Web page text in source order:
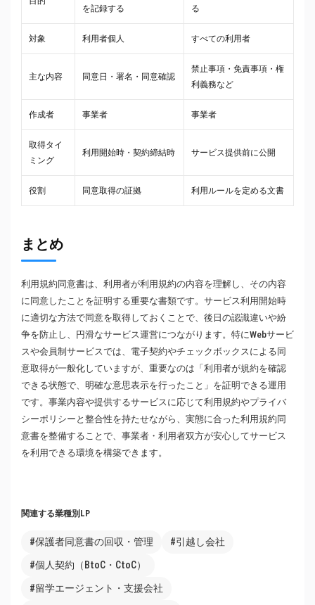
を記録する
る
対象 利用者個人 すべての利用者
主な内容 同意日・署名・同意確認
禁止事項・免責事項・権
利義務など
作成者 事業者 事業者
取得タイ
ミング
利用開始時・契約締結時 サービス提供前に公開
役割 同意取得の証拠 利用ルールを定める文書
まとめ
利用規約同意書は、利用者が利用規約の内容を理解し、その内容
に同意したことを証明する重要な書類です。サービス利用開始時
に適切な方法で同意を取得しておくことで、後日の認識違いや紛
争を防止し、円滑なサービス運営につながります。特にWebサービ
スや会員制サービスでは、電子契約やチェックボックスによる同
意取得が一般化していますが、重要なのは「利用者が規約を確認
できる状態で、明確な意思表示を行ったこと」を証明できる運用
です。事業内容や提供するサービスに応じて利用規約やプライバ
シーポリシーと整合性を持たせながら、実態に合った利用規約同
意書を整備することで、事業者・利用者双方が安心してサービス
を利用できる環境を構築できます。
関連する業種別LP
#保護者同意書の回収・管理 #引越し会社
#個人契約（BtoC・CtoC）
#留学エージェント・支援会社